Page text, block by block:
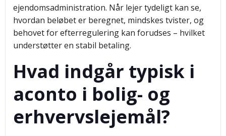
ejendomsadministration. Når lejer tydeligt kan se,
hvordan beløbet er beregnet, mindskes tvister, og
behovet for efterregulering kan forudses – hvilket
understøtter en stabil betaling.
Hvad indgår typisk i
aconto i bolig- og
erhvervslejemål?